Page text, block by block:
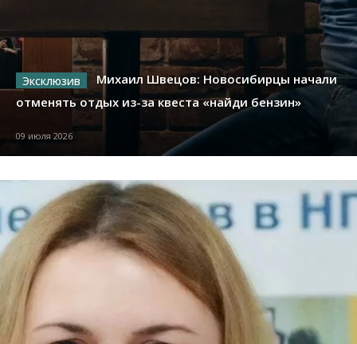
Михаил Швецов: Новосибирцы начали
отменять отдых из-за квеста «найди бензин»
09 июля 2026